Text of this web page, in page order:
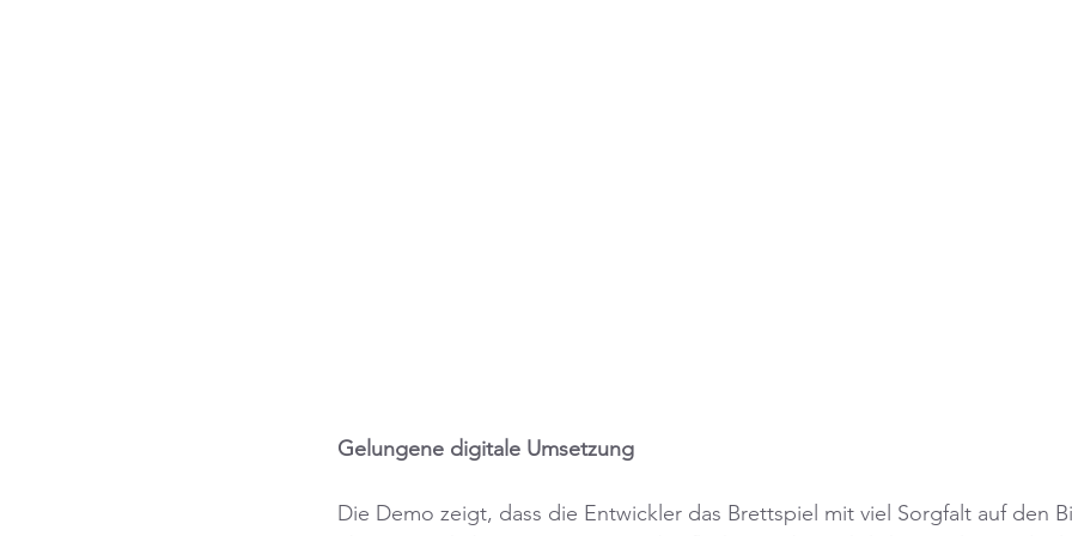
Gelungene digitale Umsetzung
Die Demo zeigt, dass die Entwickler das Brettspiel mit viel Sorgfalt auf den